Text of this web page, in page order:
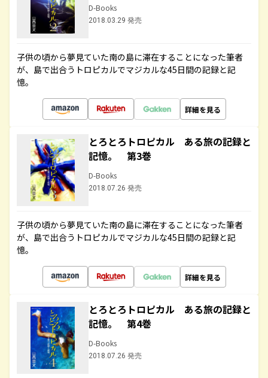
D-Books
2018.03.29 発売
子供の頃から夢見ていた南の島に滞在することになった筆者
が、島で出合うトロピカルでマジカルな45日間の記録と記
憶。
詳細を見る
とろとろトロピカル ある旅の記録と
記憶。 第3巻
D-Books
2018.07.26 発売
子供の頃から夢見ていた南の島に滞在することになった筆者
が、島で出合うトロピカルでマジカルな45日間の記録と記
憶。
詳細を見る
とろとろトロピカル ある旅の記録と
記憶。 第4巻
D-Books
2018.07.26 発売